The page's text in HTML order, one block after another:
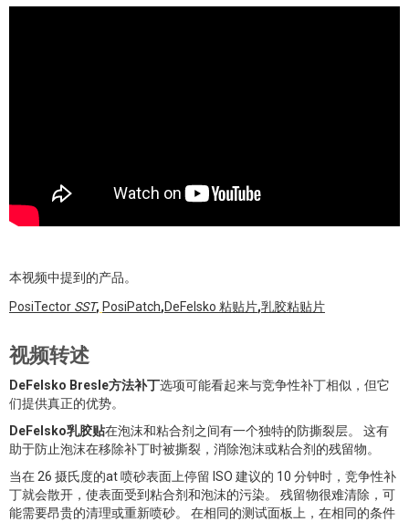
本视频中提到的产品。
PosiTector SST, PosiPatch,DeFelsko 粘贴片,乳胶粘贴片
视频转述
DeFelsko Bresle方法补丁选项可能看起来与竞争性补丁相似，但它
们提供真正的优势。
DeFelsko乳胶贴在泡沫和粘合剂之间有一个独特的防撕裂层。 这有
助于防止泡沫在移除补丁时被撕裂，消除泡沫或粘合剂的残留物。
当在 26 摄氏度的at 喷砂表面上停留 ISO 建议的 10 分钟时，竞争性补
丁就会散开，使表面受到粘合剂和泡沫的污染。 残留物很难清除，可
能需要昂贵的清理或重新喷砂。 在相同的测试面板上，在相同的条件